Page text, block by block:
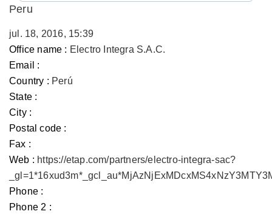
Peru
jul. 18, 2016, 15:39
Office name : Electro Integra S.A.C.
Email :
Country : Perú
State :
City :
Postal code :
Fax :
Web : https://etap.com/partners/electro-integra-sac?
Phone :
Phone 2 :